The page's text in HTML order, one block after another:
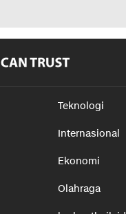
Teknologi
Internasional
Ekonomi
Olahraga